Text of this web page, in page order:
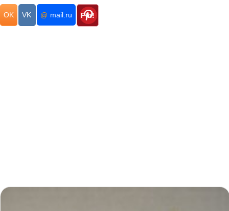
OK VK @ mail.ru Pin!